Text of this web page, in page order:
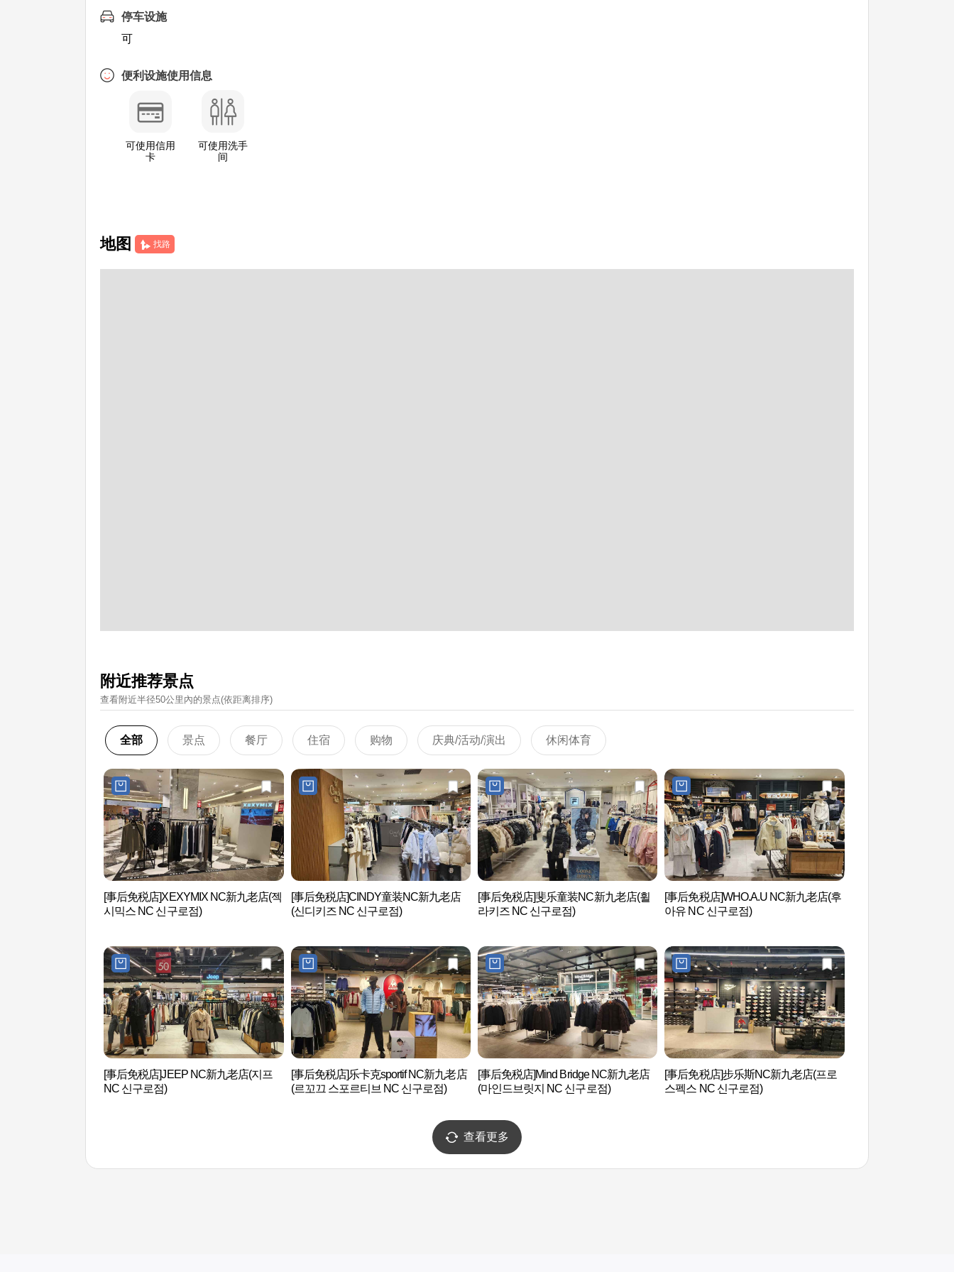
停车设施
可
便利设施使用信息
可使用信用
卡
可使用洗手
间
地图 找路
附近推荐景点
查看附近半径50公里內的景点(依距离排序)
全部 景点 餐厅 住宿 购物 庆典/活动/演出 休闲体育
[事后免税店]XEXYMIX NC新九老店(젝
시믹스 NC 신구로점)
[事后免税店]CINDY童装NC新九老店
(신디키즈 NC 신구로점)
[事后免税店]斐乐童装NC新九老店(휠
라키즈 NC 신구로점)
[事后免税店]WHO.A.U NC新九老店(후
아유 NC 신구로점)
[事后免税店]JEEP NC新九老店(지프
NC 신구로점)
[事后免税店]乐卡克sportif NC新九老店
(르꼬끄 스포르티브 NC 신구로점)
[事后免税店]Mind Bridge NC新九老店
(마인드브릿지 NC 신구로점)
[事后免税店]步乐斯NC新九老店(프로
스펙스 NC 신구로점)
查看更多